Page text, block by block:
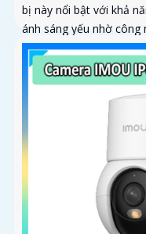
bị này nổi bật với khả
ánh sáng yếu nhờ công